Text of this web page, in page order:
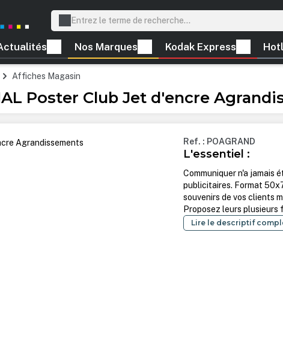
Nos Marques Kodak Express
Affiches Magasin
Poster Club Jet d'encre
Ref. : POAGRAND
L'essentiel :
Communiquer n'a jamais
publicitaires. Format
souvenirs de vos clients
Proposez leurs plusieurs
Lire le descriptif